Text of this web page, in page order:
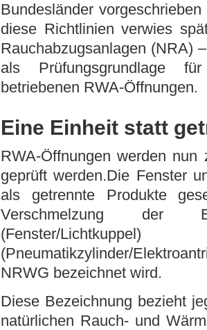
Bundesländer
diese Richtlinien verwies
Rauchabzugsanlagen (NRA)
als Prüfungsgrundlage
betriebenen RWA-Öffnungen.
Eine Einheit statt
RWA-Öffnungen werden
geprüft werden.Die Fenster
als getrennte Produkte
Verschmelzung der
(Fenster/
(Pneumatikzylinder/
NRWG bezeichnet wird.
Diese Bezeichnung bezieht
natürlichen Rauch- und